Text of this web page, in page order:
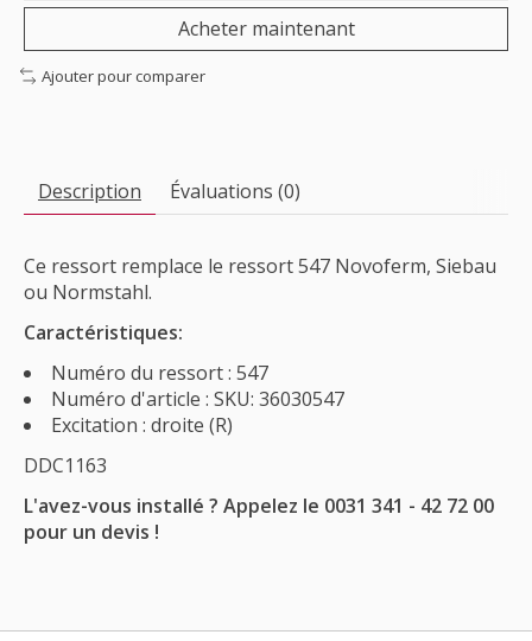
Acheter maintenant
Ajouter pour comparer
Description Évaluations (0)
Ce ressort remplace le ressort 547 Novoferm, Siebau
ou Normstahl.
Caractéristiques:
Numéro du ressort : 547
Numéro d'article : SKU: 36030547
Excitation : droite (R)
DDC1163
L'avez-vous installé ? Appelez le 0031 341 - 42 72 00
pour un devis !